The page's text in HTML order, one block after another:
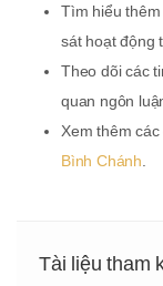
Tìm hiểu
sát hoạt động
Theo dõi các
quan ngôn
Xem thêm
Bình Chánh
Tài liệu tham